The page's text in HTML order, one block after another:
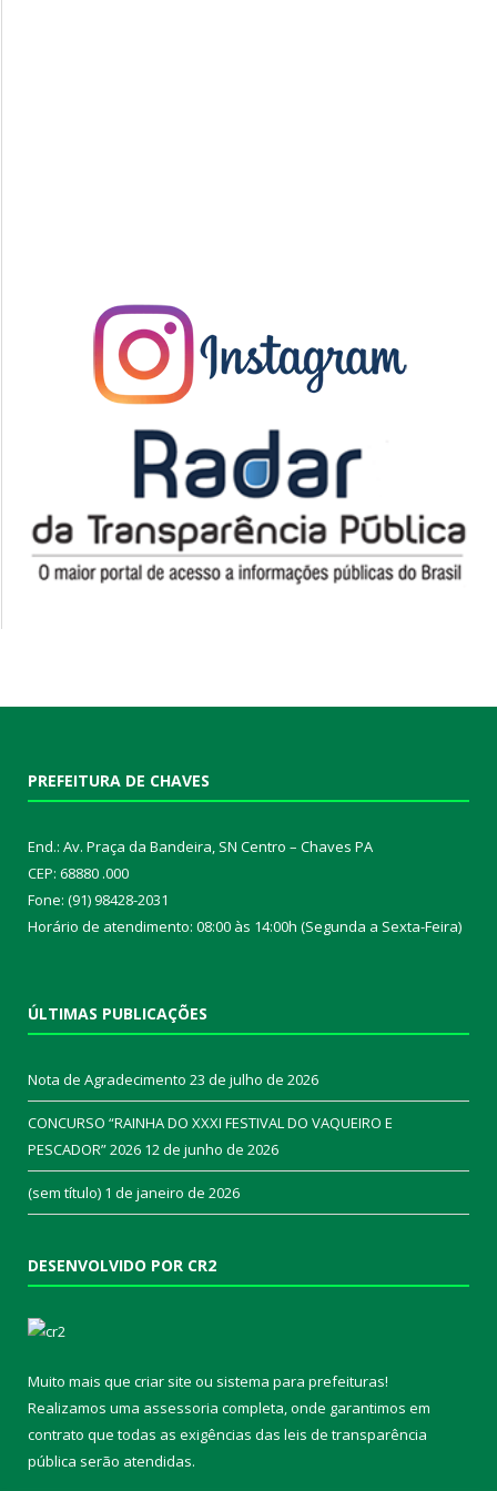
PREFEITURA DE CHAVES
End.: Av. Praça da Bandeira, SN Centro – Chaves PA
CEP: 68880 .000
Fone: (91) 98428-2031
Horário de atendimento: 08:00 às 14:00h (Segunda a Sexta-Feira)
ÚLTIMAS PUBLICAÇÕES
Nota de Agradecimento 23 de julho de 2026
CONCURSO “RAINHA DO XXXI FESTIVAL DO VAQUEIRO E
PESCADOR” 2026 12 de junho de 2026
(sem título) 1 de janeiro de 2026
DESENVOLVIDO POR CR2
Muito mais que criar site ou sistema para prefeituras!
Realizamos uma assessoria completa, onde garantimos em
contrato que todas as exigências das leis de transparência
pública serão atendidas.